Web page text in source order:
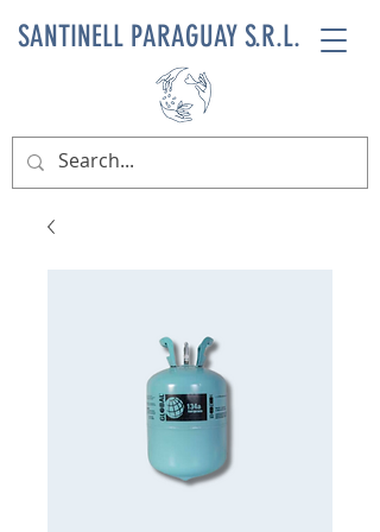
SANTINELL PARAGUAY S.R.L.